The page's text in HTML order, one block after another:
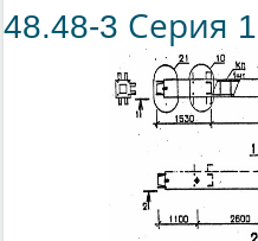
48.48-3 Серия